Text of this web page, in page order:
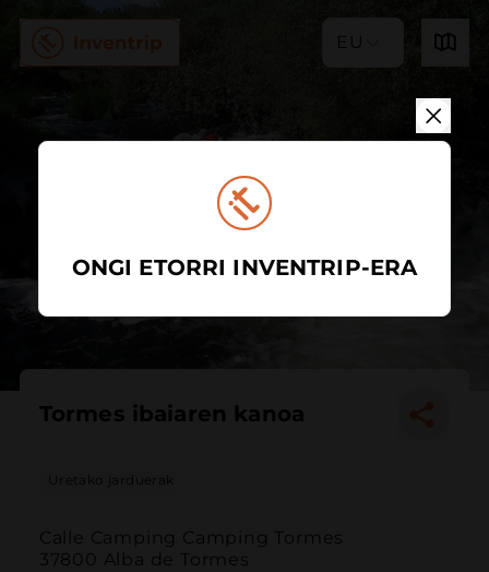
EU
Tormes ibaiaren kanoa
Uretako jarduerak
Calle Camping Camping Tormes
37800 Alba de Tormes
ONGI ETORRI INVENTRIP-ERA